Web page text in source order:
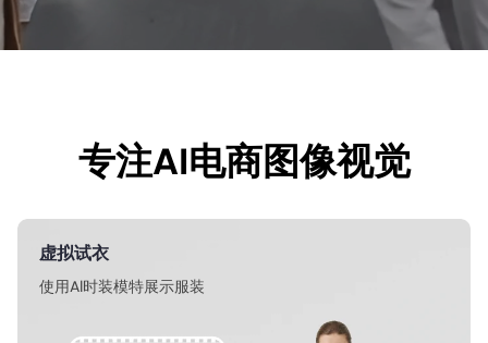
专注AI电商图像视觉
虚拟试衣
使用Al时装模特展示服装